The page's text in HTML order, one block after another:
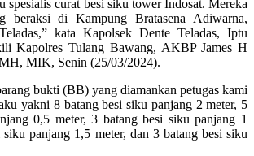
spesialis curat besi siku tower Indosat. Mereka
beraksi di Kampung Bratasena Adiwarna,
kata Kapolsek Dente Teladas, Iptu
Kapolres Tulang Bawang, AKBP James H
MIK, Senin (25/03/2024).
bukti (BB) yang diamankan petugas kami
yakni 8 batang besi siku panjang 2 meter, 5
0,5 meter, 3 batang besi siku panjang 1
siku panjang 1,5 meter, dan 3 batang besi siku